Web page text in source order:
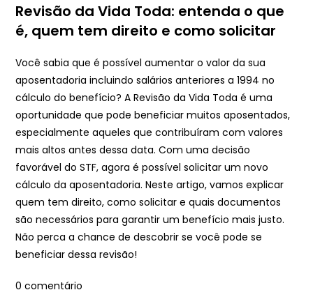
Revisão da Vida Toda: entenda o que
é, quem tem direito e como solicitar
Você sabia que é possível aumentar o valor da sua
aposentadoria incluindo salários anteriores a 1994 no
cálculo do benefício? A Revisão da Vida Toda é uma
oportunidade que pode beneficiar muitos aposentados,
especialmente aqueles que contribuíram com valores
mais altos antes dessa data. Com uma decisão
favorável do STF, agora é possível solicitar um novo
cálculo da aposentadoria. Neste artigo, vamos explicar
quem tem direito, como solicitar e quais documentos
são necessários para garantir um benefício mais justo.
Não perca a chance de descobrir se você pode se
beneficiar dessa revisão!
0 comentário